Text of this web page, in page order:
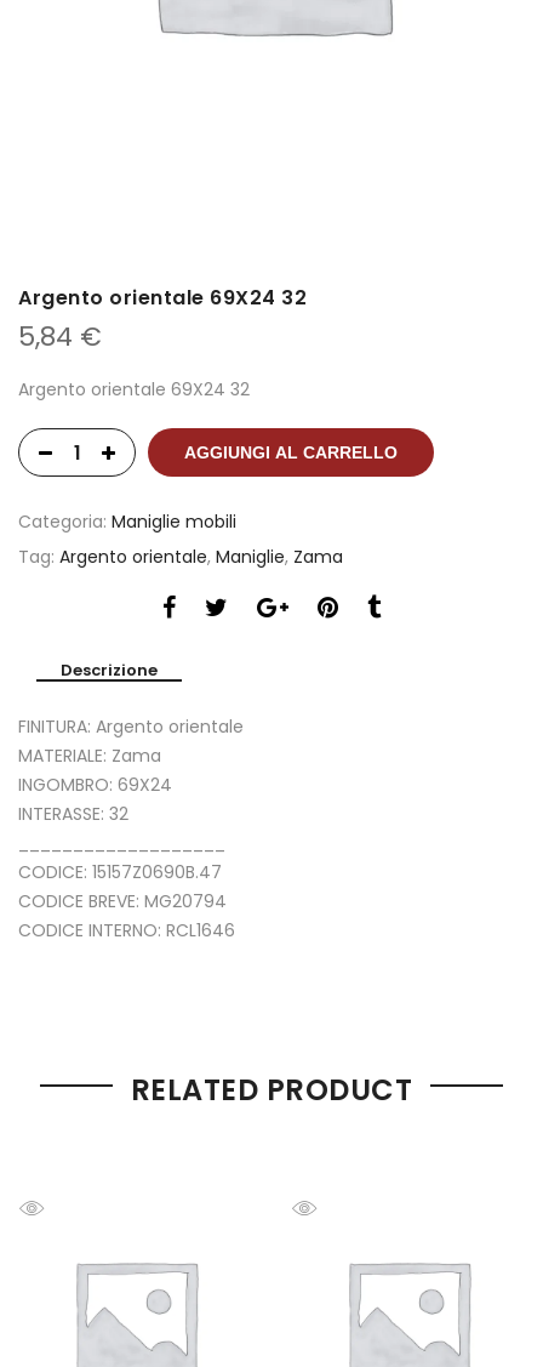
Argento orientale 69X24 32
5,84 €
Argento orientale 69X24 32
AGGIUNGI AL CARRELLO
Categoria: Maniglie mobili
Tag: Argento orientale, Maniglie, Zama
Descrizione
FINITURA: Argento orientale
MATERIALE: Zama
INGOMBRO: 69X24
INTERASSE: 32
CODICE: 15157Z0690B.47
CODICE BREVE: MG20794
CODICE INTERNO: RCL1646
RELATED PRODUCT